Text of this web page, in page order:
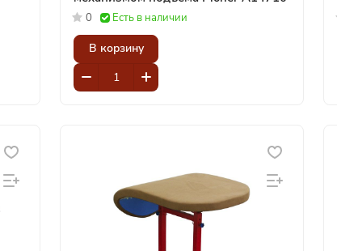
0 Есть в наличии
В корзину